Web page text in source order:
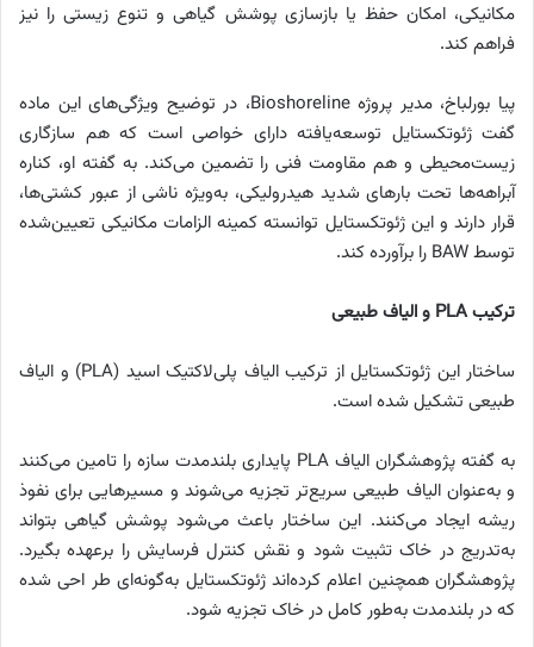
مکانیکی، امکان حفظ یا بازسازی پوشش گیاهی و تنوع زیستی را نیز
فراهم کند.
پیا بورلباخ، مدیر پروژه Bioshoreline، در توضیح ویژگی‌های این ماده
گفت ژئوتکستایل توسعه‌یافته دارای خواصی است که هم سازگاری
زیست‌محیطی و هم مقاومت فنی را تضمین می‌کند. به گفته او، کناره
آبراهه‌ها تحت بارهای شدید هیدرولیکی، به‌ویژه ناشی از عبور کشتی‌ها،
قرار دارند و این ژئوتکستایل توانسته کمینه الزامات مکانیکی تعیین‌شده
توسط BAW را برآورده کند.
ترکیب PLA و الیاف طبیعی
ساختار این ژئوتکستایل از ترکیب الیاف پلی‌لاکتیک اسید (PLA) و الیاف
طبیعی تشکیل شده است.
به گفته پژوهشگران الیاف PLA پایداری بلندمدت سازه را تامین می‌کنند
و به‌عنوان الیاف طبیعی سریع‌تر تجزیه می‌شوند و مسیرهایی برای نفوذ
ریشه ایجاد می‌کنند. این ساختار باعث می‌شود پوشش گیاهی بتواند
به‌تدریج در خاک تثبیت شود و نقش کنترل فرسایش را برعهده بگیرد.
پژوهشگران همچنین اعلام کرده‌اند ژئوتکستایل به‌گونه‌ای طر احی شده
که در بلندمدت به‌طور کامل در خاک تجزیه شود.